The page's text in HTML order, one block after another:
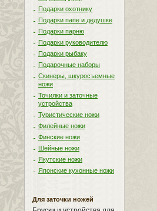
Подарки охотнику
Подарки папе и дедушке
Подарки парню
Подарки руководителю
Подарки рыбаку
Подарочные наборы
Скинеры, шкуросъемные
ножи
Точилки и заточные
устройства
Туристические ножи
Филейные ножи
Финские ножи
Шейные ножи
Якутские ножи
Японские кухонные ножи
Для заточки ножей